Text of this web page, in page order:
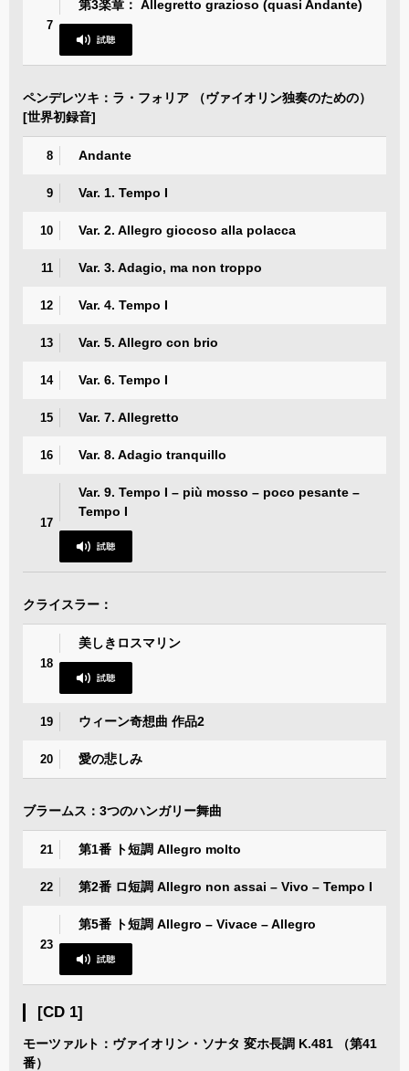
7
第3楽章： Allegretto grazioso (quasi Andante)
ペンデレツキ：ラ・フォリア （ヴァイオリン独奏のための）
[世界初録音]
8 Andante
9 Var. 1. Tempo I
10 Var. 2. Allegro giocoso alla polacca
11 Var. 3. Adagio, ma non troppo
12 Var. 4. Tempo I
13 Var. 5. Allegro con brio
14 Var. 6. Tempo I
15 Var. 7. Allegretto
16 Var. 8. Adagio tranquillo
17
Var. 9. Tempo I – più mosso – poco pesante –
Tempo I
クライスラー：
18
美しきロスマリン
19 ウィーン奇想曲 作品2
20 愛の悲しみ
ブラームス：3つのハンガリー舞曲
21 第1番 ト短調 Allegro molto
22 第2番 ロ短調 Allegro non assai – Vivo – Tempo I
23
第5番 ト短調 Allegro – Vivace – Allegro
[CD 1]
モーツァルト：ヴァイオリン・ソナタ 変ホ長調 K.481 （第41
番）